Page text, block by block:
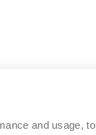
and usage, to